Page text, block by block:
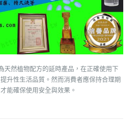
天然植物配方的延時產品，在正確使用下
升性生活品質。然而消費者應保持合理期
能確保使用安全與效果。